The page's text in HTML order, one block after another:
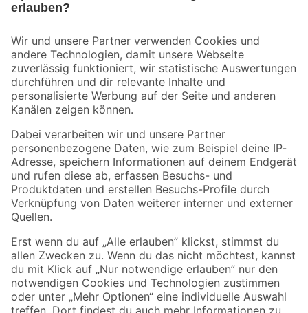
Der toom Newsletter: Keine Angebote und Aktionen mehr verpassen!
Zur Newsletter Anmeldung
Folge uns
Zahlungsarten Versandarten
Sicher einkaufen
Jetzt die toom-App herunterladen